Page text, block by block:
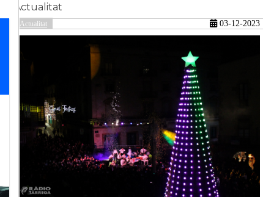
Actualitat
Actualitat 03-12-2023